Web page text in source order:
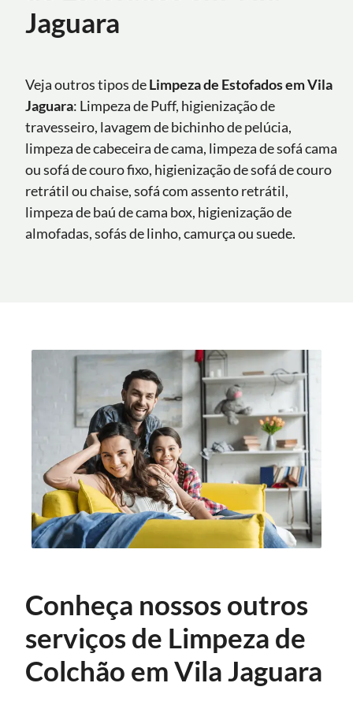
Jaguara
Veja outros tipos deLimpeza de Estofados em Vila
Jaguara: Limpeza de Puff, higienização de
travesseiro, lavagem de bichinho de pelúcia,
limpeza de cabeceira de cama, limpeza de sofá cama
ou sofá de couro fixo, higienização de sofá de couro
retrátil ou chaise, sofá com assento retrátil,
limpeza de baú de cama box, higienização de
almofadas, sofás de linho, camurça ou suede.
Conheça nossos outros
serviços de Limpeza de
Colchão em Vila Jaguara